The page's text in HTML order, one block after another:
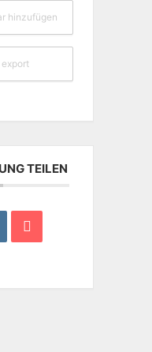
hinzufügen
TEILEN